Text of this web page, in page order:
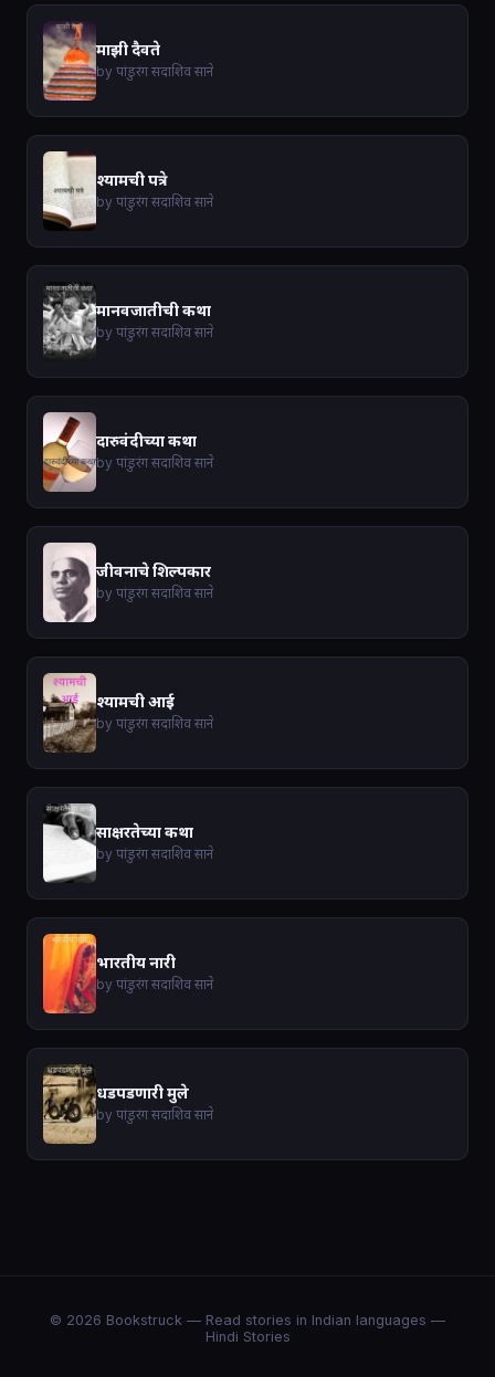
माझी दैवते
by पांडुरंग सदाशिव साने
श्यामची पत्रे
by पांडुरंग सदाशिव साने
मानवजातीची कथा
by पांडुरंग सदाशिव साने
दारुवंदीच्या कथा
by पांडुरंग सदाशिव साने
जीवनाचे शिल्पकार
by पांडुरंग सदाशिव साने
श्यामची आई
by पांडुरंग सदाशिव साने
साक्षरतेच्या कथा
by पांडुरंग सदाशिव साने
भारतीय नारी
by पांडुरंग सदाशिव साने
धडपडणारी मुले
by पांडुरंग सदाशिव साने
© 2026 Bookstruck — Read stories in Indian languages —
Hindi Stories